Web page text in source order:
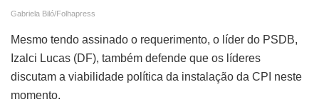
Gabriela Biló/Folhapress
Mesmo tendo assinado o requerimento, o líder do PSDB,
Izalci Lucas (DF), também defende que os líderes
discutam a viabilidade política da instalação da CPI neste
momento.